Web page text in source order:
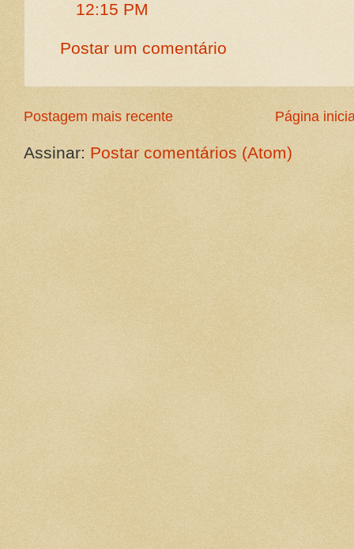
12:15 PM
Postar um comentário
Postagem mais recente Página
Assinar: Postar comentários (Atom)